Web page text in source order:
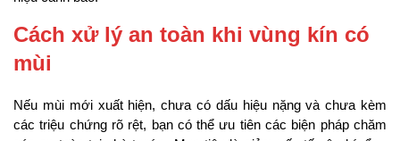
Cách xử lý an toàn khi vùng kín có
mùi
Nếu mùi mới xuất hiện, chưa có dấu hiệu nặng và chưa kèm
các triệu chứng rõ rệt, bạn có thể ưu tiên các biện pháp chăm